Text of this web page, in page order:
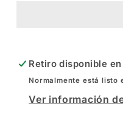
Retiro disponible en
Normalmente está listo
Ver información